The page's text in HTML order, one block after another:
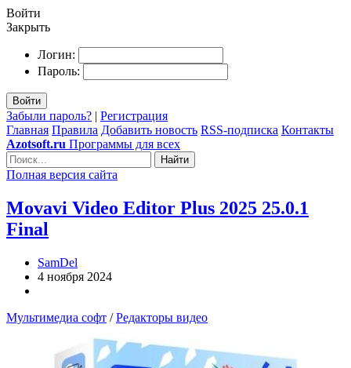
Войти
Закрыть
Логин:
Пароль:
Войти
Забыли пароль? | Регистрация
Главная Правила Добавить новость RSS-подписка Контакты
Azotsoft.ru Программы для всех
Найти
Полная версия сайта
Movavi Video Editor Plus 2025 25.0.1
Final
SamDel
4 ноября 2024
Мультимедиа софт /Редакторы видео